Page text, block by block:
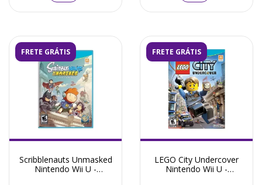
FRETE GRÁTIS
Scribblenauts Unmasked
Nintendo Wii U -
FRETE GRÁTIS
LEGO City Undercover
Nintendo Wii U -